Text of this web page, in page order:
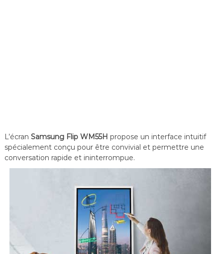
L’écran Samsung Flip WM55H propose un interface intuitif
spécialement conçu pour être convivial et permettre une
conversation rapide et ininterrompue.